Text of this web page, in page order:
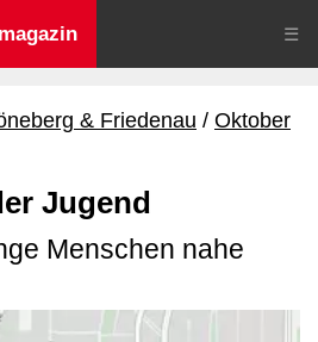
☰
& Friedenau
Oktober
Jugend
Menschen nahe